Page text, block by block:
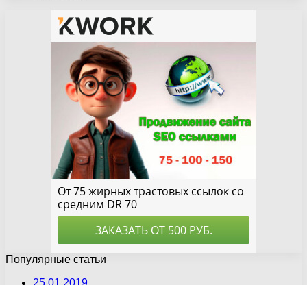
Популярные статьи
25.01.2019